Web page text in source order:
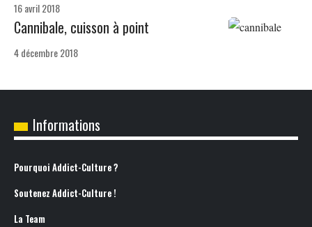
16 avril 2018
Cannibale, cuisson à point
4 décembre 2018
Informations
Pourquoi Addict-Culture ?
Soutenez Addict-Culture !
La Team